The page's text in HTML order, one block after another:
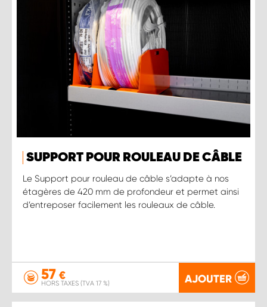
SUPPORT POUR ROULEAU DE CÂBLE
Le Support pour rouleau de câble s’adapte à nos
étagères de 420 mm de profondeur et permet ainsi
d’entreposer facilement les rouleaux de câble.
57 €
HORS TAXES (TVA 17 %) AJOUTER